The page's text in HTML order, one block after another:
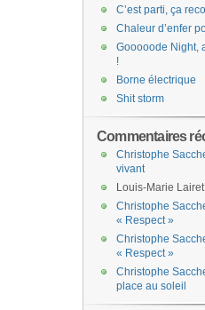
C’est parti, ça
Chaleur d’enfer
Gooooode Night,
!
Borne électrique
Shit storm
Commentaires
Christophe
vivant
Louis-Marie Lairet
Christophe
« Respect »
Christophe
« Respect »
Christophe
place au soleil